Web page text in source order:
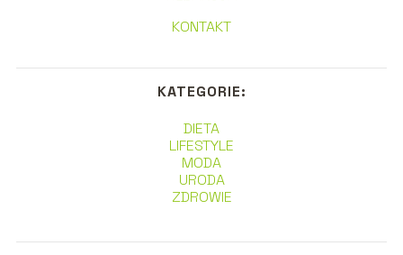
KONTAKT
KATEGORIE:
DIETA
LIFESTYLE
MODA
URODA
ZDROWIE